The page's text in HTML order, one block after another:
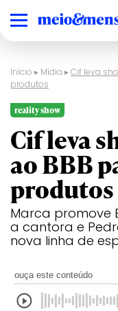
Início ▸ Mídia ▸Cif leva
produtos
reality show
Cif leva
ao BBB
produtos
Marca promove
a cantora e
nova linha de
ouça este conteúdo